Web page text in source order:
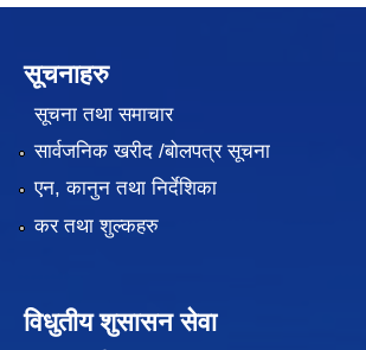
सूचनाहरु
सूचना तथा समाचार
सार्वजनिक खरीद /बोलपत्र सूचना
एन, कानुन तथा निर्देशिका
कर तथा शुल्कहरु
विधुतीय शुसासन सेवा